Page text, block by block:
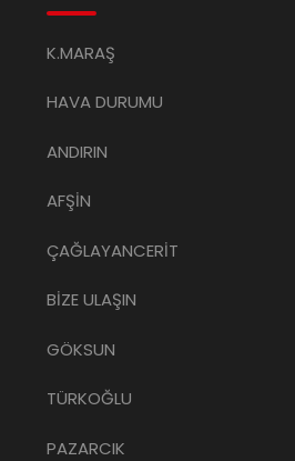
K.MARAŞ
HAVA DURUMU
ANDIRIN
AFŞİN
ÇAĞLAYANCERİT
BİZE ULAŞIN
GÖKSUN
TÜRKOĞLU
PAZARCIK